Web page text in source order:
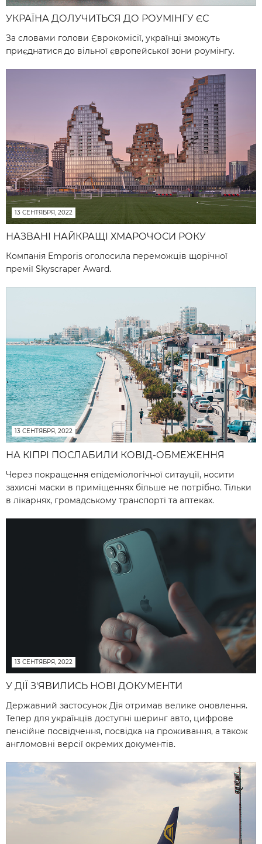
УКРАЇНА ДОЛУЧИТЬСЯ ДО РОУМІНГУ ЄС
За словами голови Єврокомісії, українці зможуть
приєднатися до вільної європейської зони роумінгу.
13 СЕНТЯБРЯ, 2022
НАЗВАНІ НАЙКРАЩІ ХМАРОЧОСИ РОКУ
Компанія Emporis оголосила переможців щорічної
премії Skyscraper Award.
13 СЕНТЯБРЯ, 2022
НА КІПРІ ПОСЛАБИЛИ КОВІД-ОБМЕЖЕННЯ
Через покращення епідеміологічної ситауції, носити
захисні маски в приміщеннях більше не потрібно. Тільки
в лікарнях, громадському транспорті та аптеках.
13 СЕНТЯБРЯ, 2022
У ДІЇ З'ЯВИЛИСЬ НОВІ ДОКУМЕНТИ
Державний застосунок Дія отримав велике оновлення.
Тепер для українців доступні шеринг авто, цифрове
пенсійне посвідчення, посвідка на проживання, а також
англомовні версії окремих документів.